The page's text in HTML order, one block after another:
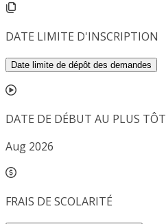
DATE LIMITE D'INSCRIPTION
Date limite de dépôt des demandes
DATE DE DÉBUT AU PLUS TÔT
Aug 2026
FRAIS DE SCOLARITÉ